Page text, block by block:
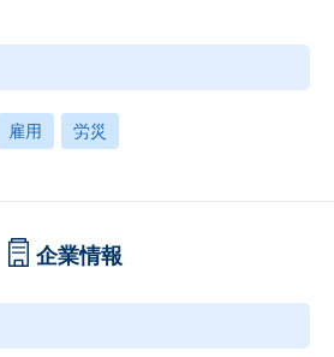
雇用 労災
企業情報